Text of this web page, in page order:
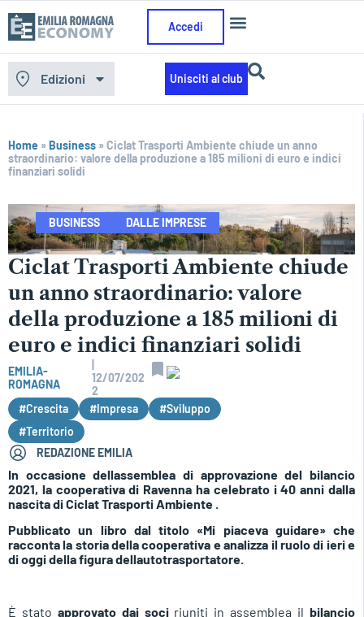
Accedi
Edizioni Unisciti al club
Home »Business »Ciclat Trasporti Ambiente chiude un anno
straordinario: valore della produzione a 185 milioni di euro e indici
finanziari solidi
BUSINESS DALLE IMPRESE
Ciclat Trasporti Ambiente chiude
un anno straordinario: valore
della produzione a 185 milioni di
euro e indici finanziari solidi
EMILIA-
ROMAGNA
12/07/202
2
#Crescita
#Impresa
#Sviluppo
#Territorio
REDAZIONE EMILIA
In occasione dellassemblea di approvazione del bilancio
2021, la cooperativa di Ravenna ha celebrato i 40 anni dalla
nascita diCiclat Trasporti Ambiente .
Pubblicato un libro dal titolo «Mi piaceva guidare» che
racconta la storia della cooperativa e analizza il ruolo di ieri e
di oggi della figura dellautotrasportatore.
È stato approvato dai sociriuniti in assemblea ilbilancio